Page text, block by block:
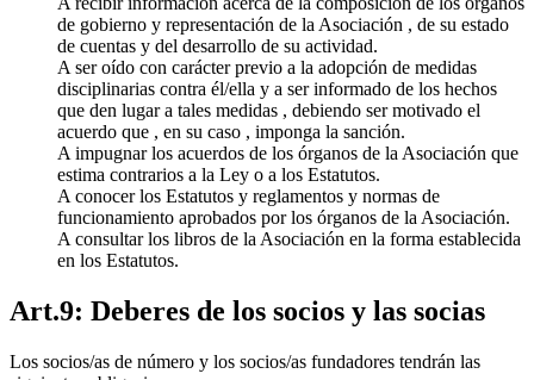
de gobierno y representación de la Asociación , de su estado
de cuentas y del desarrollo de su actividad.
A ser oído con carácter previo a la adopción de medidas
disciplinarias contra él/ella y a ser informado de los hechos
que den lugar a tales medidas , debiendo ser motivado el
acuerdo que , en su caso , imponga la sanción.
A impugnar los acuerdos de los órganos de la Asociación que
estima contrarios a la Ley o a los Estatutos.
A conocer los Estatutos y reglamentos y normas de
funcionamiento aprobados por los órganos de la Asociación.
A consultar los libros de la Asociación en la forma establecida
en los Estatutos.
Art.9: Deberes de los socios y las socias
Los socios/as de número y los socios/as fundadores tendrán las